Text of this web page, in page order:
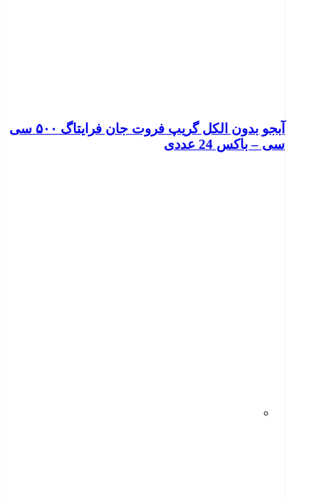
آبجو بدون الکل گریپ فروت جان فرایتاگ ۵۰۰ سی
سی – باکس 24 عددی